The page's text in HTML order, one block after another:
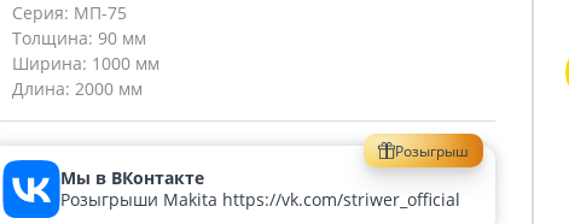
Серия: МП-75
Толщина: 90 мм
Ширина: 1000 мм
Длина: 2000 мм
Розыгрыш
Мы в ВКонтакте
Розыгрыши Makita https://vk.com/striwer_official